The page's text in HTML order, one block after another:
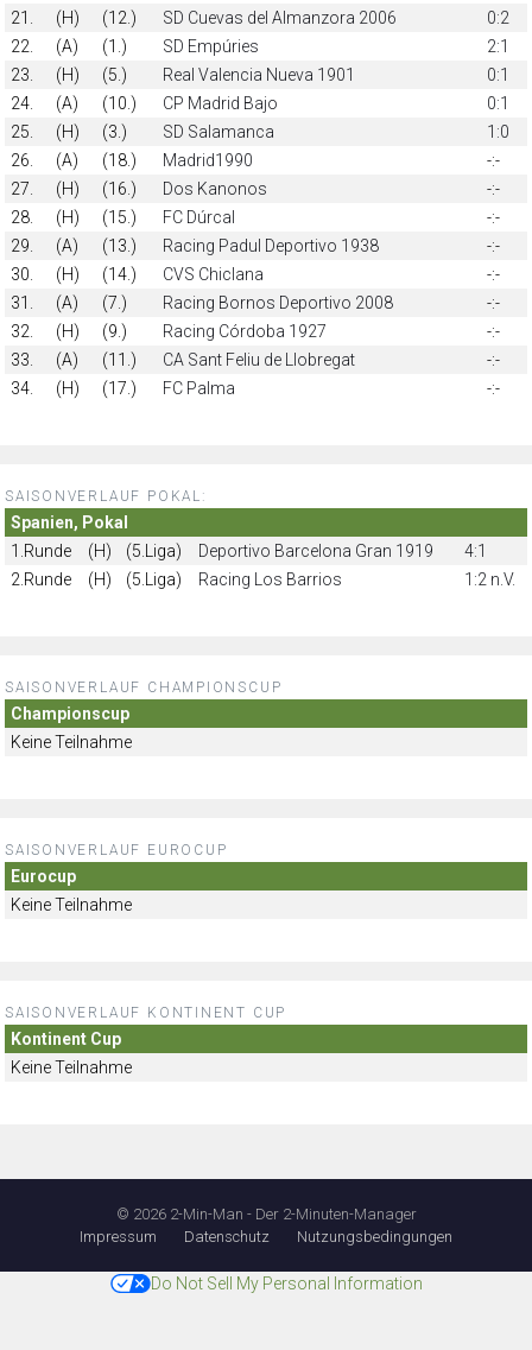
21.
(H) (12.) SD Cuevas del Almanzora 2006
0:2
22.
(A) (1.) SD Empúries
2:1
23.
(H) (5.) Real Valencia Nueva 1901
0:1
24.
(A) (10.) CP Madrid Bajo
0:1
25.
(H) (3.) SD Salamanca
1:0
26.
(A) (18.) Madrid1990
-:-
27.
(H) (16.) Dos Kanonos
-:-
28.
(H) (15.) FC Dúrcal
-:-
29.
(A) (13.) Racing Padul Deportivo 1938
-:-
30.
(H) (14.) CVS Chiclana
-:-
31.
(A) (7.) Racing Bornos Deportivo 2008
-:-
32.
(H) (9.) Racing Córdoba 1927
-:-
33.
(A) (11.) CA Sant Feliu de Llobregat
-:-
34.
(H) (17.) FC Palma -:-
SAISONVERLAUF POKAL:
Spanien, Pokal
1.Runde
(H) (5.Liga) Deportivo Barcelona Gran 1919
4:1
2.Runde
(H) (5.Liga) Racing Los Barrios 1:2 n.V.
SAISONVERLAUF CHAMPIONSCUP
Championscup
Keine Teilnahme
SAISONVERLAUF EUROCUP
Eurocup
Keine Teilnahme
SAISONVERLAUF KONTINENT CUP
Kontinent Cup
Keine Teilnahme
© 2026 2-Min-Man - Der 2-Minuten-Manager
Impressum
Datenschutz Nutzungsbedingungen
Do Not Sell My Personal Information